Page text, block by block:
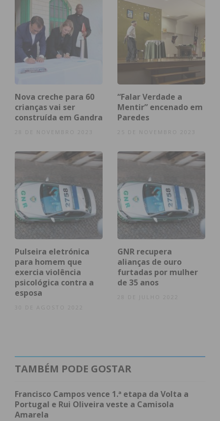
Subscreva a newsletter do
Imediato
Assine nossa newsletter por e-mail e
obtenha de forma regular a informação
atualizada.
condições
Nova creche para 60
crianças vai ser
construída em Gandra
“Falar Verdade a
Mentir” encenado em
Paredes
Pulseira eletrónica
para homem que
exercia violência
psicológica contra a
esposa
30 DE AGOSTO 2022
GNR recupera
alianças de ouro
furtadas por mulher
de 35 anos
TAMBÉM PODE GOSTAR
Francisco Campos vence 1.ª etapa da Volta a
Portugal e Rui Oliveira veste a Camisola
Amarela